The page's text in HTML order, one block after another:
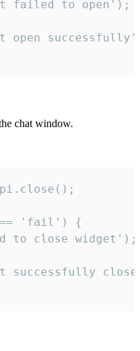
failed to open');
open
chat window.
'fail') {
to close widget');
successfully